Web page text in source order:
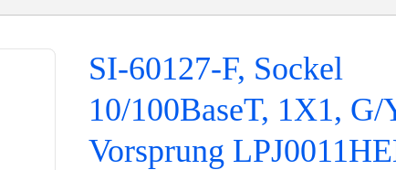
SI-60127-F, Sockel
10/100BaseT, 1X1, G/
Vorsprung